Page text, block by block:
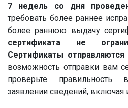
7 недель со дня
требовать более раннее
более раннюю выдачу
сертификата не
Сертификаты отправляются
возможность отправки вам
проверьте
заявлении сведений, включая